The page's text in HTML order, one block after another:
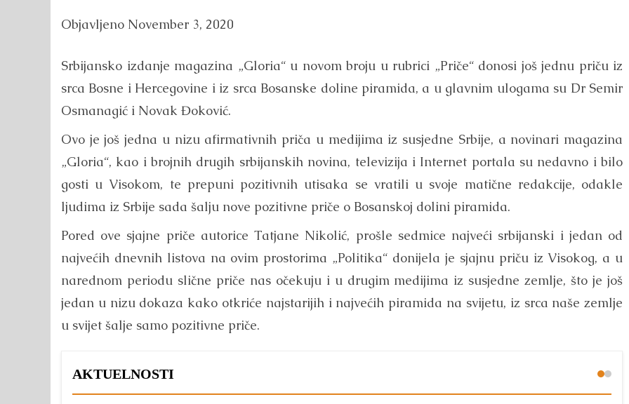
Objavljeno November 3, 2020
Srbijansko izdanje magazina „Gloria“ u novom broju u rubrici „Priče“ donosi još jednu priču iz
srca Bosne i Hercegovine i iz srca Bosanske doline piramida, a u glavnim ulogama su Dr Semir
Osmanagić i Novak Đoković.
Ovo je još jedna u nizu afirmativnih priča u medijima iz susjedne Srbije, a novinari magazina
„Gloria“, kao i brojnih drugih srbijanskih novina, televizija i Internet portala su nedavno i bilo
gosti u Visokom, te prepuni pozitivnih utisaka se vratili u svoje matične redakcije, odakle
ljudima iz Srbije sada šalju nove pozitivne priče o Bosanskoj dolini piramida.
Pored ove sjajne priče autorice Tatjane Nikolić, prošle sedmice najveći srbijanski i jedan od
najvećih dnevnih listova na ovim prostorima „Politika“ donijela je sjajnu priču iz Visokog, a u
narednom periodu slične priče nas očekuju i u drugim medijima iz susjedne zemlje, što je još
jedan u nizu dokaza kako otkriće najstarijih i najvećih piramida na svijetu, iz srca naše zemlje
u svijet šalje samo pozitivne priče.
AKTUELNOSTI